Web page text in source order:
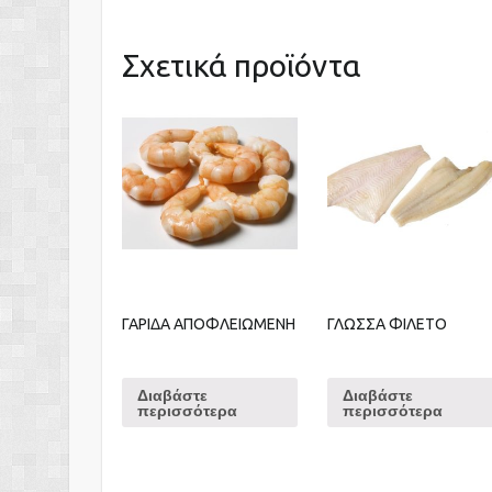
Σχετικά προϊόντα
ΓΑΡΙΔΑ ΑΠΟΦΛΕΙΩΜΕΝΗ
Διαβάστε
περισσότερα
ΓΛΩΣΣΑ ΦΙΛΕΤΟ
Διαβάστε
περισσότερα